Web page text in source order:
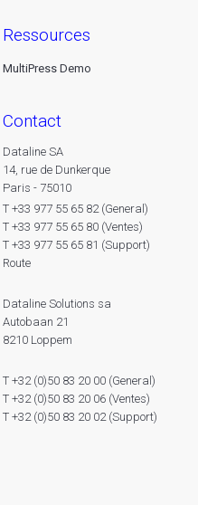
ressources
MultiPress Demo
contact
Dataline SA
14, rue de Dunkerque
Paris - 75010
T +33 977 55 65 82 (General)
T +33 977 55 65 80 (Ventes)
T +33 977 55 65 81 (Support)
Route
Dataline Solutions sa
Autobaan 21
8210 Loppem
T +32 (0)50 83 20 00 (General)
T +32 (0)50 83 20 06 (Ventes)
T +32 (0)50 83 20 02 (Support)